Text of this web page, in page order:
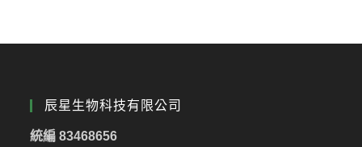
辰星生物科技有限公司
統編 83468656